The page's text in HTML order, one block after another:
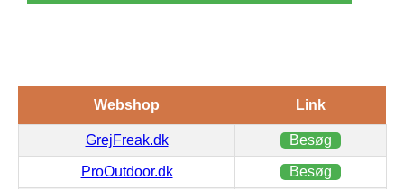
Webshop Link
GrejFreak.dk Besøg
ProOutdoor.dk Besøg